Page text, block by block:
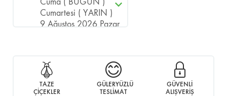
TAZE
ÇİÇEKLER
GÜLERYÜZLÜ
TESLİMAT
GÜVENLİ
ALIŞVERİŞ